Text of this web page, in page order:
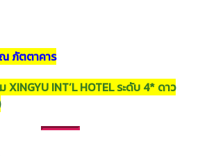
ภัตตาคาร
XINGYU INT’L HOTEL ระดับ 4* ดาว